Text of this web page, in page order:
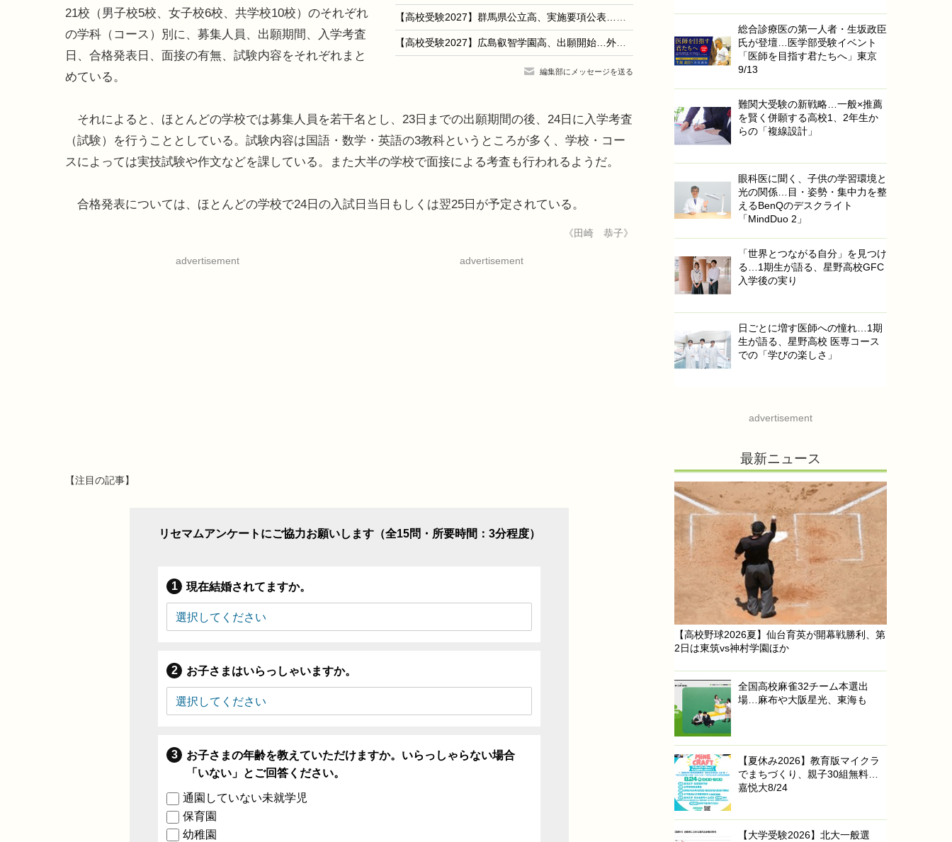
【高校受験2027】群馬県公立高、実施要項公表…本検査2/16-17
【高校受験2027】広島叡智学園高、出願開始…外部募集は22人
編集部にメッセージを送る
21校（男子校5校、女子校6校、共学校10校）のそれぞれ
の学科（コース）別に、募集人員、出願期間、入学考査
日、合格発表日、面接の有無、試験内容をそれぞれまと
めている。
それによると、ほとんどの学校では募集人員を若干名とし、23日までの出願期間の後、24日に入学考査
（試験）を行うこととしている。試験内容は国語・数学・英語の3教科というところが多く、学校・コー
スによっては実技試験や作文などを課している。また大半の学校で面接による考査も行われるようだ。
合格発表については、ほとんどの学校で24日の入試日当日もしくは翌25日が予定されている。
《田崎 恭子》
advertisement advertisement
【注目の記事】
リセマムアンケートにご協力お願いします（全15問・所要時間：3分程度）
現在結婚されてますか。
お子さまはいらっしゃいますか。
お子さまの年齢を教えていただけますか。いらっしゃらない場合
「いない」とご回答ください。
通園していない未就学児
保育園
幼稚園
総合診療医の第一人者・生坂政臣
氏が登壇…医学部受験イベント
「医師を目指す君たちへ」東京
9/13
難関大受験の新戦略…一般×推薦
を賢く併願する高校1、2年生か
らの「複線設計」
眼科医に聞く、子供の学習環境と
光の関係…目・姿勢・集中力を整
えるBenQのデスクライト
「MindDuo 2」
「世界とつながる自分」を見つけ
る…1期生が語る、星野高校GFC
入学後の実り
日ごとに増す医師への憧れ…1期
生が語る、星野高校 医専コース
での「学びの楽しさ」
advertisement
最新ニュース
【高校野球2026夏】仙台育英が開幕戦勝利、第
2日は東筑vs神村学園ほか
全国高校麻雀32チーム本選出
場…麻布や大阪星光、東海も
【夏休み2026】教育版マイクラ
でまちづくり、親子30組無料…
嘉悦大8/24
【大学受験2026】北大一般選